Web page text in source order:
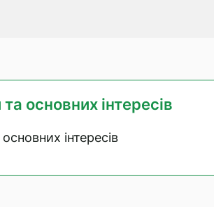
основних інтересів
інтересів